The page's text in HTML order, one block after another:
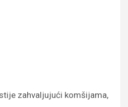
zahvaljujući komšijama,